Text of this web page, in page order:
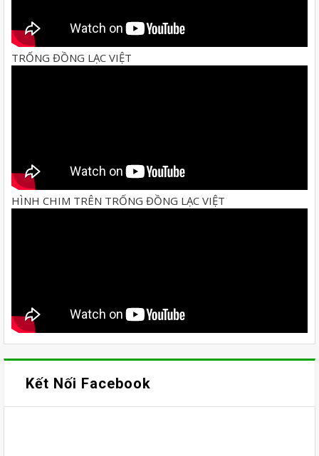
TRỐNG ĐỒNG LẠC VIỆT
HÌNH CHIM TRÊN TRỐNG ĐỒNG LẠC VIỆT
Kết Nối Facebook